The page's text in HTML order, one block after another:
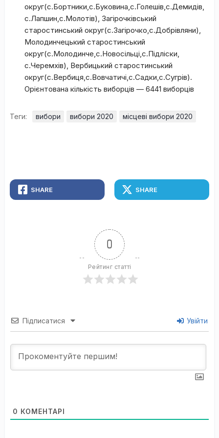
округ(с.Бортники,с.Буковина,с.Голешів,с.Демидів,
с.Лапшин,с.Молотів), Загірочківський
старостинський округ(с.Загірочко,с.Добрівляни),
Молодинчецький старостинський
округ(с.Молодинче,с.Новосільці,с.Підліски,
с.Черемхів), Вербицький старостинський
округ(с.Вербиця,с.Вовчатичі,с.Садки,с.Сугрів).
Орієнтована кількість виборців — 6441 виборців
Теги: вибори вибори 2020 місцеві вибори 2020
SHARE SHARE
0
Рейтинг статті
Підписатися Увійти
0 КОМЕНТАРІ